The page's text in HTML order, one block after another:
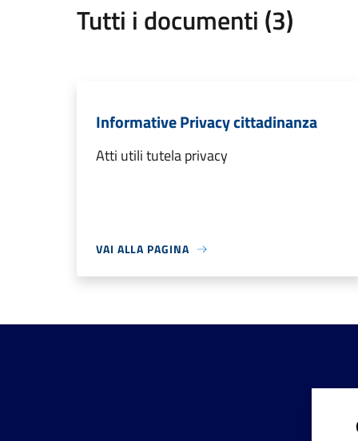
Tutti i documenti (3)
Informative Privacy cittadinanza
Atti utili tutela privacy
VAI ALLA PAGINA